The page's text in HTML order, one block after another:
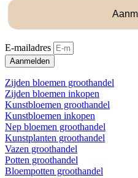
E-mailadres
Aanmelden
Zijden bloemen groothandel
Zijden bloemen inkopen
Kunstbloemen groothandel
Kunstbloemen inkopen
Nep bloemen groothandel
Kunstplanten groothandel
Vazen groothandel
Potten groothandel
Bloempotten groothandel